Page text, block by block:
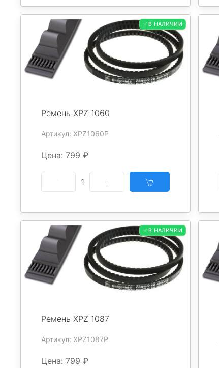
✅ В НАЛИЧИИ
Ремень XPZ 1060
Артикул: XPZ1060P
Цена: 799 ₽
1
✅ В НАЛИЧИИ
Ремень XPZ 1087
Артикул: XPZ1087P
Цена: 799 ₽